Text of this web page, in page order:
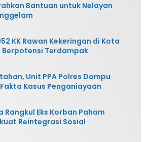
Bantuan untuk Nelayan
KK Rawan Kekeringan di Kota
Berpotensi Terdampak
Unit PPA Polres Dompu
Kasus Penganiayaan
Rangkul Eks Korban Paham
Reintegrasi Sosial